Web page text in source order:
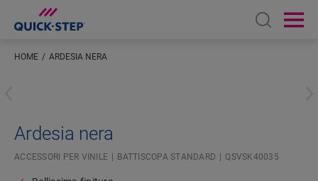
Open
HOME ARDESIA NERA
Ardesia nera
ACCESSORI PER VINILE BATTISCOPA STANDARD QSVSK40035